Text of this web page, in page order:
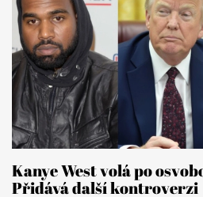
Kanye West volá po
Přidává další kontroverzi